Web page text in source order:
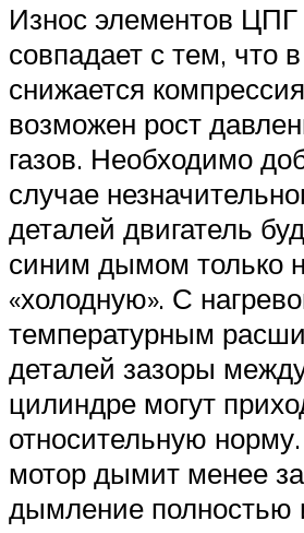
Износ элементов ЦПГ
совпадает с тем, что
снижается
возможен рост
газов. Необходимо
случае
деталей двигатель
синим дымом только
«холодную». С
температурным
деталей зазоры
цилиндре могут
относительную
мотор дымит менее
дымление полностью